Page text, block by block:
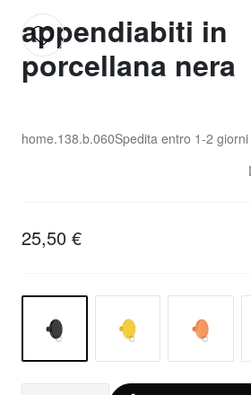
appendiabiti in
porcellana nera
home.138.b.060Spedita entro 1-2 giorni
25,50 €